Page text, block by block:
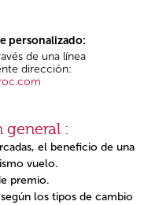
personalizado:
de una línea
dirección:
:
el beneficio de una
vuelo.
premio.
los tipos de cambio